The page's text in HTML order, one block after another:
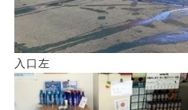
入口左